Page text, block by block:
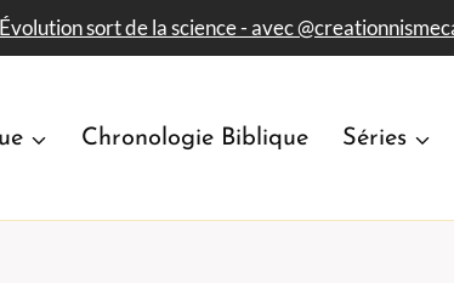
sort de la science - avec​
Chronologie Biblique Séries